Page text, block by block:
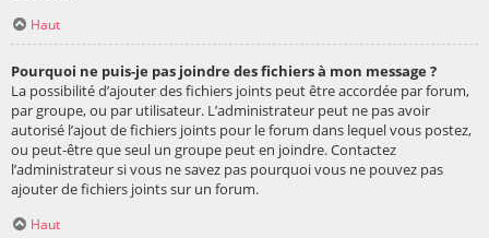
Haut
Pourquoi ne puis-je pas joindre des fichiers à mon message ?
La possibilité d’ajouter des fichiers joints peut être accordée par forum,
par groupe, ou par utilisateur. L’administrateur peut ne pas avoir
autorisé l’ajout de fichiers joints pour le forum dans lequel vous postez,
ou peut-être que seul un groupe peut en joindre. Contactez
l’administrateur si vous ne savez pas pourquoi vous ne pouvez pas
ajouter de fichiers joints sur un forum.
Haut